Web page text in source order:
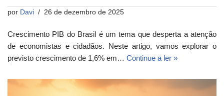
por Davi 26 de dezembro de 2025
Crescimento PIB do Brasil é um tema que desperta a atenção
de economistas e cidadãos. Neste artigo, vamos explorar o
previsto crescimento de 1,6% em… Continue a ler »